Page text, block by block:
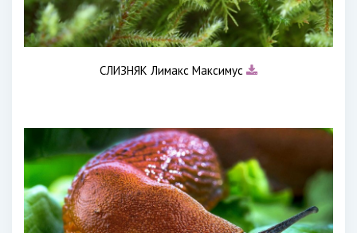
СЛИЗНЯК Лимакс Максимус